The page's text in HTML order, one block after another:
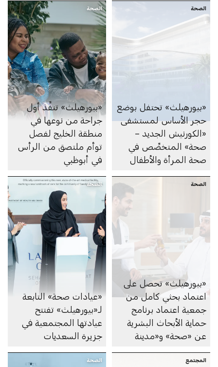
الصحة
«بيورهيلث» تحتفل بوضع
حجر الأساس لمستشفى
«الكورنيش الجديد –
صحة» المتخصِّص في
صحة المرأة والأطفال
الصحة
«بيورهيلث» تنفِّذ أول
جراحة من نوعها في
منطقة الخليج لفصل
توأم ملتصق من الرأس
في أبوظبي
الصحة
«بيورهيلث» تحصل على
اعتماد بحثي كامل من
جمعية اعتماد برنامج
حماية الأبحاث البشرية
عن «صحة» و«مدينة
الصحة
«عيادات صحة» التابعة
لـ«بيورهيلث» تفتتح
عيادتها المجتمعية في
جزيرة السعديات
المجتمع الصحة